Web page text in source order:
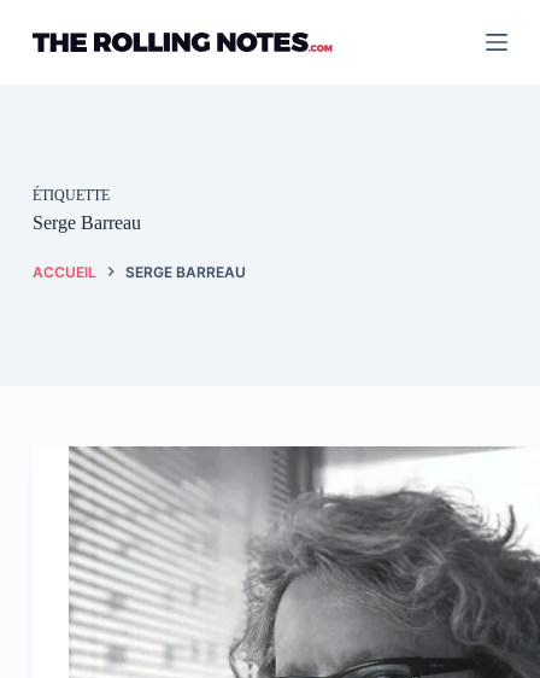
contenu
ÉTIQUETTE
Serge Barreau
ACCUEIL SERGE BARREAU